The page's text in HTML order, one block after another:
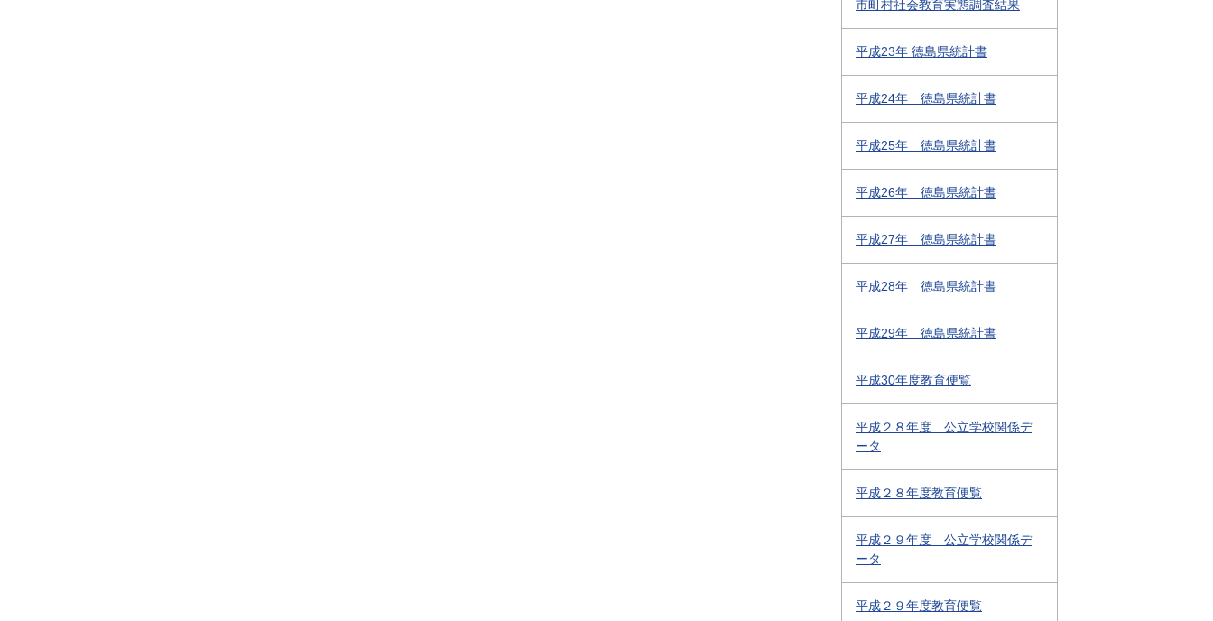
市町村社会教育実態調査結果
平成23年 徳島県統計書
平成24年 徳島県統計書
平成25年 徳島県統計書
平成26年 徳島県統計書
平成27年 徳島県統計書
平成28年 徳島県統計書
平成29年 徳島県統計書
平成30年度教育便覧
平成２８年度 公立学校関係デ
ータ
平成２８年度教育便覧
平成２９年度 公立学校関係デ
ータ
平成２９年度教育便覧